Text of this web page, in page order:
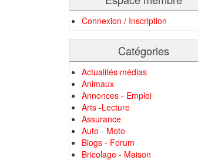
Connexion / Inscription
Catégories
Actualités médias
Animaux
Annonces - Emploi
Arts -Lecture
Assurance
Auto - Moto
Blogs - Forum
Bricolage - Maison